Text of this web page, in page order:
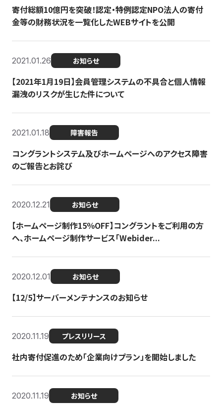
寄付総額10億円を突破！認定・特例認定NPO法人の寄付
金等の財務状況を一覧化したWEBサイトを公開
2021.01.26 お知らせ
【2021年1月19日】会員管理システムの不具合と個人情報
漏洩のリスクが生じた件について
2021.01.18 障害報告
コングラントシステム及びホームページへのアクセス障害
のご報告とお詫び
2020.12.21 お知らせ
【ホームページ制作15％OFF】コングラントをご利用の方
へ、ホームページ制作サービス「Webider...
2020.12.01 お知らせ
【12/5】サーバーメンテナンスのお知らせ
2020.11.19 プレスリリース
社内寄付促進のため「企業向けプラン」を開始しました
2020.11.19 お知らせ